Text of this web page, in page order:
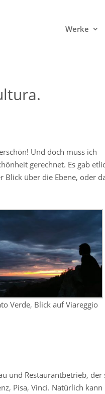
Werke
Und doch muss ich
gerechnet. Es gab
Blick über die Ebene, oder
Verde, Blick auf Viareggio
und Restaurantbetrieb, der
Pisa, Vinci. Natürlich kann